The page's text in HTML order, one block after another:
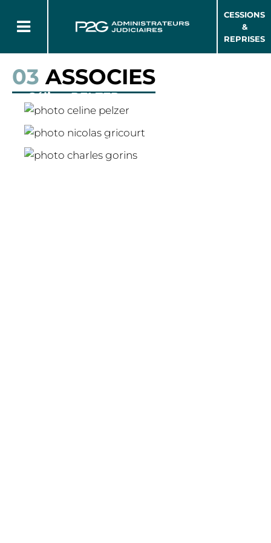
CESSIONS
&
REPRISES
03 ASSOCIES
Céline PELZER
Nicolas GRICOURT
Charles GORINS